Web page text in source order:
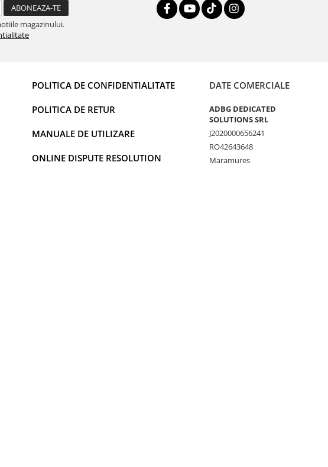
magazinului.
POLITICA DE CONFIDENTIALITATE
POLITICA DE RETUR
MANUALE DE UTILIZARE
ONLINE DISPUTE RESOLUTION
DATE COMERCIALE
ADBG DEDICATED
SOLUTIONS SRL
J2020000656241
RO42643648
Maramures